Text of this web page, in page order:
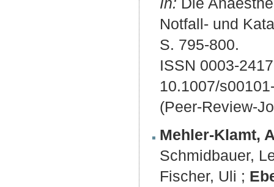
Notfall- und
S. 795-800.
ISSN 0003-
10.1007/
(Peer-Review-
Mehler-Klamt,
Schmidbauer,
Fischer, Uli ;